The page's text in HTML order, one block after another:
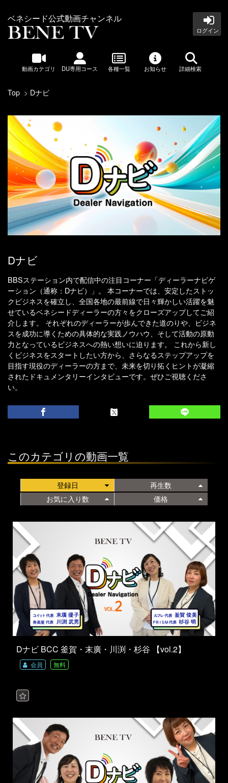
ベネシード公式動画チャンネル
ログイン
動画カテゴリ DU専用コース 各種一覧 お知らせ 詳細検索
Top Dナビ
Dナビ
BBSステーション内で配信中の注目コーナー「ディーラーナビゲ
ーション（通称：Dナビ）」。 本コーナーでは、安定したストッ
クビジネスを確立し、全国各地の最前線で日々輝かしい活躍を魅
せているベネシードディーラーの方々をクローズアップしてご紹
介します。 それぞれのディーラーが歩んできた道のりや、ビジネ
スを成功に導くための具体的な実践ノウハウ、そして活動の原動
力となっているビジネスへの熱い想いに迫ります。 これから新し
くビジネスをスタートしたい方から、さらなるステップアップを
目指す現役のディーラーの方まで、未来を切り拓くヒントが凝縮
されたドキュメンタリーインタビューです。ぜひご視聴くださ
い。
このカテゴリの動画一覧
登録日
再生数
お気に入り数
価格
Dナビ BCC 釜賀・末廣・川渕・杉谷 【vol.2】
会員 無料